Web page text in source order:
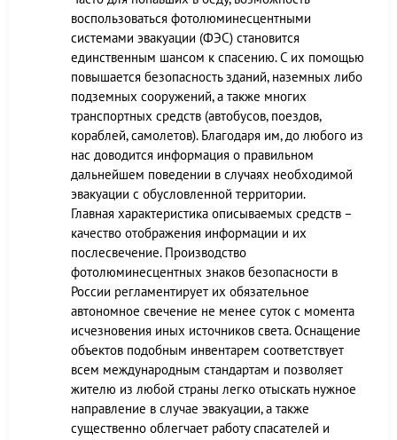
воспользоваться фотолюминесцентными
системами эвакуации (ФЭС) становится
единственным шансом к спасению. С их помощью
повышается безопасность зданий, наземных либо
подземных сооружений, а также многих
транспортных средств (автобусов, поездов,
кораблей, самолетов). Благодаря им, до любого из
нас доводится информация о правильном
дальнейшем поведении в случаях необходимой
эвакуации с обусловленной территории.
Главная характеристика описываемых средств –
качество отображения информации и их
послесвечение. Производство
фотолюминесцентных знаков безопасности в
России регламентирует их обязательное
автономное свечение не менее суток с момента
исчезновения иных источников света. Оснащение
объектов подобным инвентарем соответствует
всем международным стандартам и позволяет
жителю из любой страны легко отыскать нужное
направление в случае эвакуации, а также
существенно облегчает работу спасателей и